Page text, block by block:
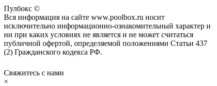
Пулбокс ©
Вся информация на сайте www.poolbox.ru носит
исключительно информационно-ознакомительный характер и
ни при каких условиях не является и не может считаться
публичной офертой, определяемой положениями Статьи 437
(2) Гражданского кодекса РФ.
Свяжитесь с нами
×